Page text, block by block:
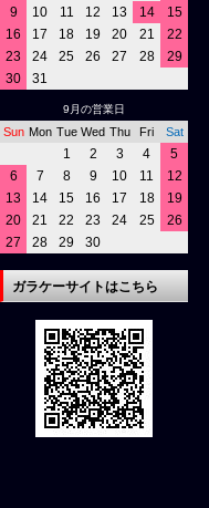
9
10 11 12 13 14
15
16
17 18 19 20 21
22
23
24 25 26 27 28
29
30
31
9月の営業日
Sun Mon Tue Wed Thu Fri Sat
1 2 3 4
5
6
7 8 9 10 11
12
13
14 15 16 17 18
19
20
21 22 23 24 25
26
27
28 29 30
ガラケーサイトはこちら